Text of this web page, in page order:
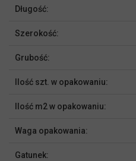
Długość:
Szerokość:
Grubość:
Ilość szt. w opakowaniu:
Ilość m2 w opakowaniu:
Waga opakowania:
Gatunek: